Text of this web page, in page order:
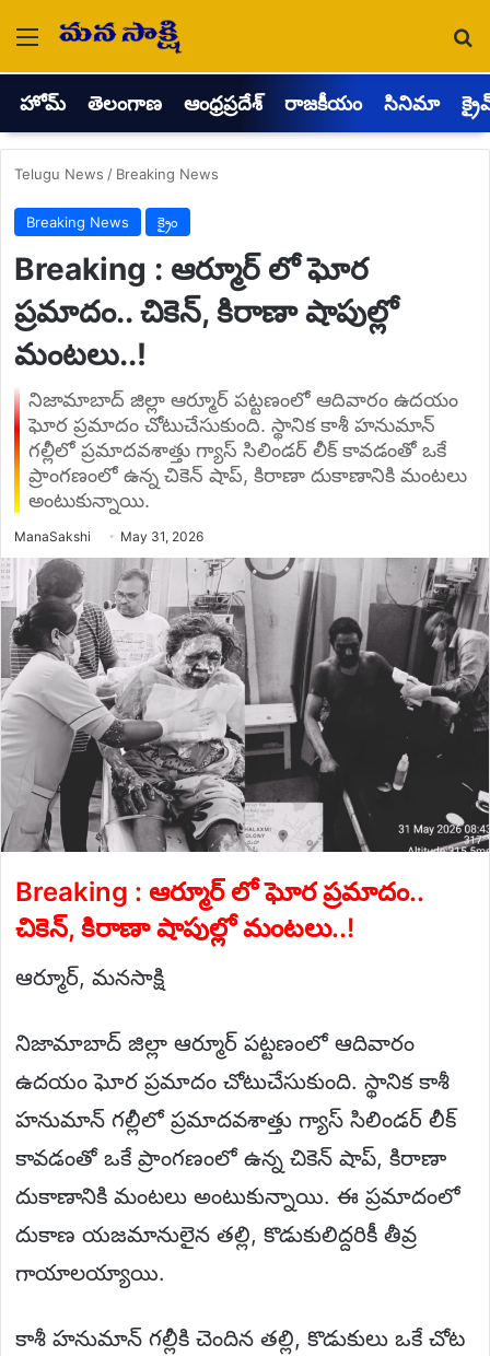
Menu
హోమ్ తెలంగాణ ఆంధ్రప్రదేశ్ రాజకీయం సినిమా
Telugu News / Breaking News
Breaking News క్రైం
Breaking : ఆర్మూర్ లో ఘోర
ప్రమాదం.. చికెన్, కిరాణా షాపుల్లో
మంటలు..!
నిజామాబాద్ జిల్లా ఆర్మూర్ పట్టణంలో ఆదివారం ఉదయం
ఘోర ప్రమాదం చోటుచేసుకుంది. స్థానిక కాశీ హనుమాన్
గల్లీలో ప్రమాదవశాత్తు గ్యాస్ సిలిండర్ లీక్ కావడంతో ఒకే
ప్రాంగణంలో ఉన్న చికెన్ షాప్, కిరాణా దుకాణానికి మంటలు
అంటుకున్నాయి.
ManaSakshi Send May 31, 2026
Breaking : ఆర్మూర్ లో ఘోర ప్రమాదం..
చికెన్, కిరాణా షాపుల్లో మంటలు..!
ఆర్మూర్, మనసాక్షి
నిజామాబాద్ జిల్లా ఆర్మూర్ పట్టణంలో ఆదివారం
ఉదయం ఘోర ప్రమాదం చోటుచేసుకుంది. స్థానిక కాశీ
హనుమాన్ గల్లీలో ప్రమాదవశాత్తు గ్యాస్ సిలిండర్ లీక్
కావడంతో ఒకే ప్రాంగణంలో ఉన్న చికెన్ షాప్, కిరాణా
దుకాణానికి మంటలు అంటుకున్నాయి. ఈ ప్రమాదంలో
దుకాణ యజమానులైన తల్లి, కొడుకులిద్దరికీ తీవ్ర
గాయాలయ్యాయి.
కాశీ హనుమాన్ గల్లీకి చెందిన తల్లి, కొడుకులు ఒకే చోట